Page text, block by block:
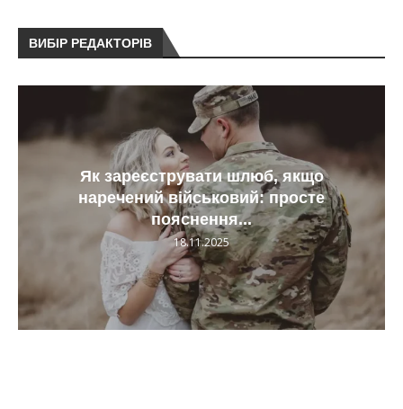
ВИБІР РЕДАКТОРІВ
шлюб, якщо
просте
Що таке
пояснення